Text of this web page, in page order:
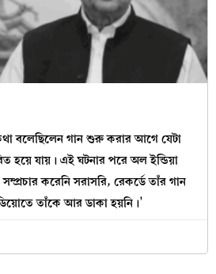
বলেছিলেন গান শুরু করার আগে যেটা
হয়ে যায়। এই ঘটনার পরে অল ইন্ডিয়া
করেনি সরাসরি, রেকর্ডে তাঁর গান
তাঁকে আর ডাকা হয়নি।’